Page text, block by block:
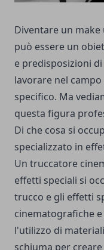
Diventare un
può essere un
e predisposizioni
lavorare nel
specifico. Ma
questa figura
Di che cosa si
specializzato in
Un truccatore
effetti speciali si
trucco e gli effetti
cinematografiche
l'utilizzo di
schiuma per